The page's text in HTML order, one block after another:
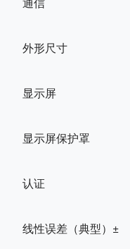
外形尺寸
显示屏
显示屏保护罩
认证
线性误差（典型）±